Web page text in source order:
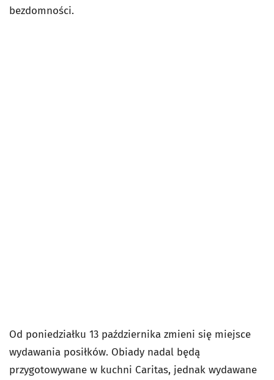
bezdomności.
Od poniedziałku 13 października zmieni się miejsce
wydawania posiłków. Obiady nadal będą
przygotowywane w kuchni Caritas, jednak wydawane